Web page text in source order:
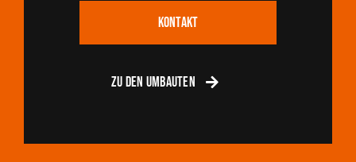
KONTAKT
ZU DEN UMBAUTEN